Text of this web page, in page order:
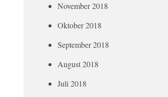
November 2018
Oktober 2018
September 2018
August 2018
Juli 2018